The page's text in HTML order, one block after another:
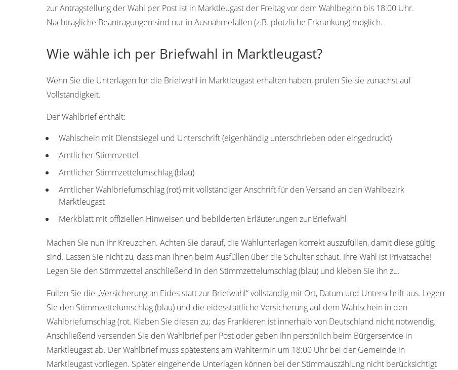
zur Antragstellung der Wahl per Post ist in Marktleugast der Freitag vor dem Wahlbeginn bis 18:00 Uhr.
Nachträgliche Beantragungen sind nur in Ausnahmefällen (z.B. plötzliche Erkrankung) möglich.
Wie wähle ich per Briefwahl in Marktleugast?
Wenn Sie die Unterlagen für die Briefwahl in Marktleugast erhalten haben, prüfen Sie sie zunächst auf
Vollständigkeit.
Der Wahlbrief enthält:
Wahlschein mit Dienstsiegel und Unterschrift (eigenhändig unterschrieben oder eingedruckt)
Amtlicher Stimmzettel
Amtlicher Stimmzettelumschlag (blau)
Amtlicher Wahlbriefumschlag (rot) mit vollständiger Anschrift für den Versand an den Wahlbezirk
Marktleugast
Merkblatt mit offiziellen Hinweisen und bebilderten Erläuterungen zur Briefwahl
Machen Sie nun Ihr Kreuzchen. Achten Sie darauf, die Wahlunterlagen korrekt auszufüllen, damit diese gültig
sind. Lassen Sie nicht zu, dass man Ihnen beim Ausfüllen über die Schulter schaut. Ihre Wahl ist Privatsache!
Legen Sie den Stimmzettel anschließend in den Stimmzettelumschlag (blau) und kleben Sie ihn zu.
Füllen Sie die „Versicherung an Eides statt zur Briefwahl“ vollständig mit Ort, Datum und Unterschrift aus. Legen
Sie den Stimmzettelumschlag (blau) und die eidesstattliche Versicherung auf dem Wahlschein in den
Wahlbriefumschlag (rot. Kleben Sie diesen zu; das Frankieren ist innerhalb von Deutschland nicht notwendig.
Anschließend versenden Sie den Wahlbrief per Post oder geben Ihn persönlich beim Bürgerservice in
Marktleugast ab. Der Wahlbrief muss spätestens am Wahltermin um 18:00 Uhr bei der Gemeinde in
Marktleugast vorliegen. Später eingehende Unterlagen können bei der Stimmauszählung nicht berücksichtigt